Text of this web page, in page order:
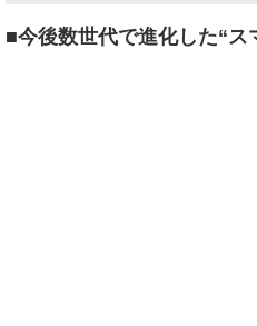
■今後数世代で進化した“ス